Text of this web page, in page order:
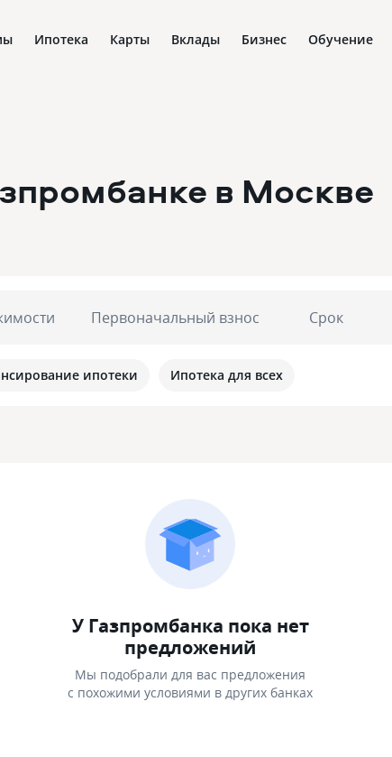
Ипотека Карты Вклады Бизнес Обучение
в Москве
Первоначальный взнос Срок
ипотеки Ипотека для всех
У Газпромбанка пока нет
предложений
Мы подобрали для вас предложения
с похожими условиями в других банках